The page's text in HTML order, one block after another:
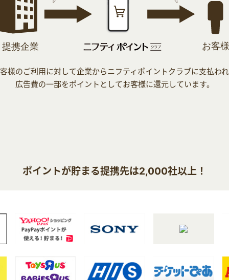
様のご利用に対して企業からニフティポイントクラブに支払わ
広告費の一部をポイントとしてお客様に還元しています。
ポイントが貯まる提携先は2,000社以上！